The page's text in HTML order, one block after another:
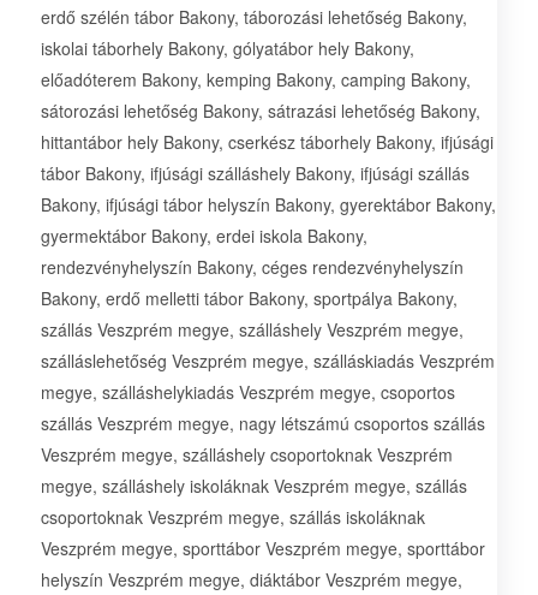
erdő szélén tábor Bakony, táborozási lehetőség Bakony,
iskolai táborhely Bakony, gólyatábor hely Bakony,
előadóterem Bakony, kemping Bakony, camping Bakony,
sátorozási lehetőség Bakony, sátrazási lehetőség Bakony,
hittantábor hely Bakony, cserkész táborhely Bakony, ifjúsági
tábor Bakony, ifjúsági szálláshely Bakony, ifjúsági szállás
Bakony, ifjúsági tábor helyszín Bakony, gyerektábor Bakony,
gyermektábor Bakony, erdei iskola Bakony,
rendezvényhelyszín Bakony, céges rendezvényhelyszín
Bakony, erdő melletti tábor Bakony, sportpálya Bakony,
szállás Veszprém megye, szálláshely Veszprém megye,
szálláslehetőség Veszprém megye, szálláskiadás Veszprém
megye, szálláshelykiadás Veszprém megye, csoportos
szállás Veszprém megye, nagy létszámú csoportos szállás
Veszprém megye, szálláshely csoportoknak Veszprém
megye, szálláshely iskoláknak Veszprém megye, szállás
csoportoknak Veszprém megye, szállás iskoláknak
Veszprém megye, sporttábor Veszprém megye, sporttábor
helyszín Veszprém megye, diáktábor Veszprém megye,